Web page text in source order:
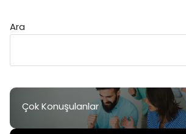
Ara
Çok Konuşulanlar